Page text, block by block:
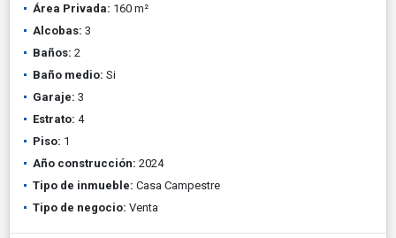
Área Privada: 160 m²
Alcobas: 3
Baños: 2
Baño medio: Si
Garaje: 3
Estrato: 4
Piso: 1
Año construcción: 2024
Tipo de inmueble: Casa Campestre
Tipo de negocio: Venta